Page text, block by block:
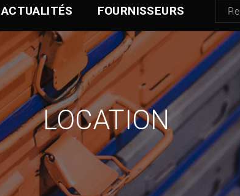
ACTUALITÉS FOURNISSEURS
LOCATION